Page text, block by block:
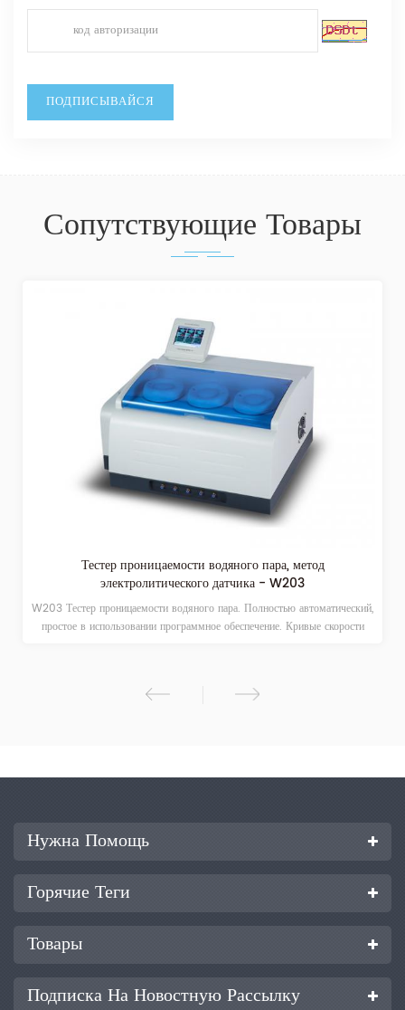
Сопутствующие Товары
Тестер проницаемости водяного пара, метод
электролитического датчика - W203
W203 Тестер проницаемости водяного пара. Полностью автоматический,
простое в использовании программное обеспечение. Кривые скорости
Нужна Помощь
Горячие Теги
Товары
Подписка На Новостную Рассылку